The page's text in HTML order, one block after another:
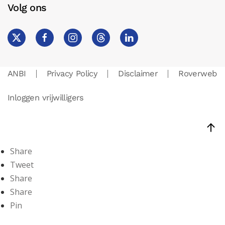
Volg ons
ANBI Privacy Policy Disclaimer Roverweb
Inloggen vrijwilligers
Share
Tweet
Share
Share
Pin